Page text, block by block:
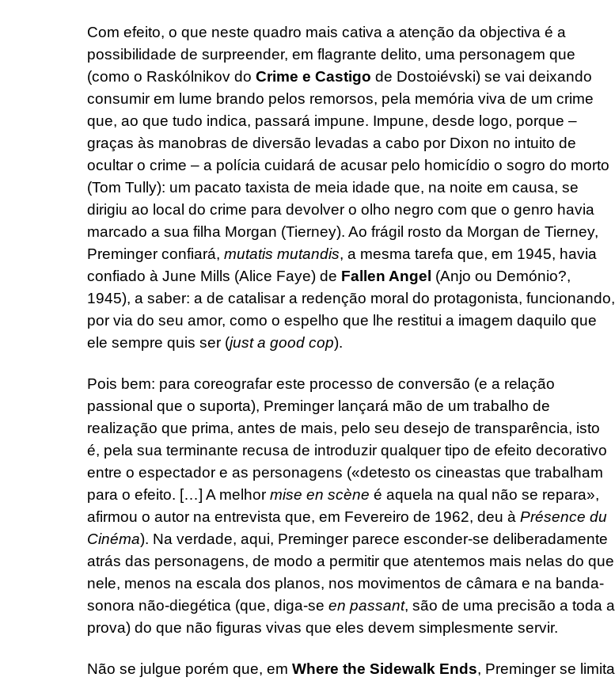
Com efeito, o que neste quadro mais cativa a atenção da objectiva é a
possibilidade de surpreender, em flagrante delito, uma personagem que
(como o Raskólnikov do Crime e Castigo de Dostoiévski) se vai deixando
consumir em lume brando pelos remorsos, pela memória viva de um crime
que, ao que tudo indica, passará impune. Impune, desde logo, porque –
graças às manobras de diversão levadas a cabo por Dixon no intuito de
ocultar o crime – a polícia cuidará de acusar pelo homicídio o sogro do morto
(Tom Tully): um pacato taxista de meia idade que, na noite em causa, se
dirigiu ao local do crime para devolver o olho negro com que o genro havia
marcado a sua filha Morgan (Tierney). Ao frágil rosto da Morgan de Tierney,
Preminger confiará, mutatis mutandis, a mesma tarefa que, em 1945, havia
confiado à June Mills (Alice Faye) de Fallen Angel (Anjo ou Demónio?,
1945), a saber: a de catalisar a redenção moral do protagonista, funcionando,
por via do seu amor, como o espelho que lhe restitui a imagem daquilo que
ele sempre quis ser (just a good cop).
Pois bem: para coreografar este processo de conversão (e a relação
passional que o suporta), Preminger lançará mão de um trabalho de
realização que prima, antes de mais, pelo seu desejo de transparência, isto
é, pela sua terminante recusa de introduzir qualquer tipo de efeito decorativo
entre o espectador e as personagens («detesto os cineastas que trabalham
para o efeito. […] A melhor mise en scène é aquela na qual não se repara»,
afirmou o autor na entrevista que, em Fevereiro de 1962, deu à Présence du
Cinéma). Na verdade, aqui, Preminger parece esconder-se deliberadamente
atrás das personagens, de modo a permitir que atentemos mais nelas do que
nele, menos na escala dos planos, nos movimentos de câmara e na banda-
sonora não-diegética (que, diga-se en passant, são de uma precisão a toda a
prova) do que não figuras vivas que eles devem simplesmente servir.
Não se julgue porém que, em Where the Sidewalk Ends, Preminger se limita